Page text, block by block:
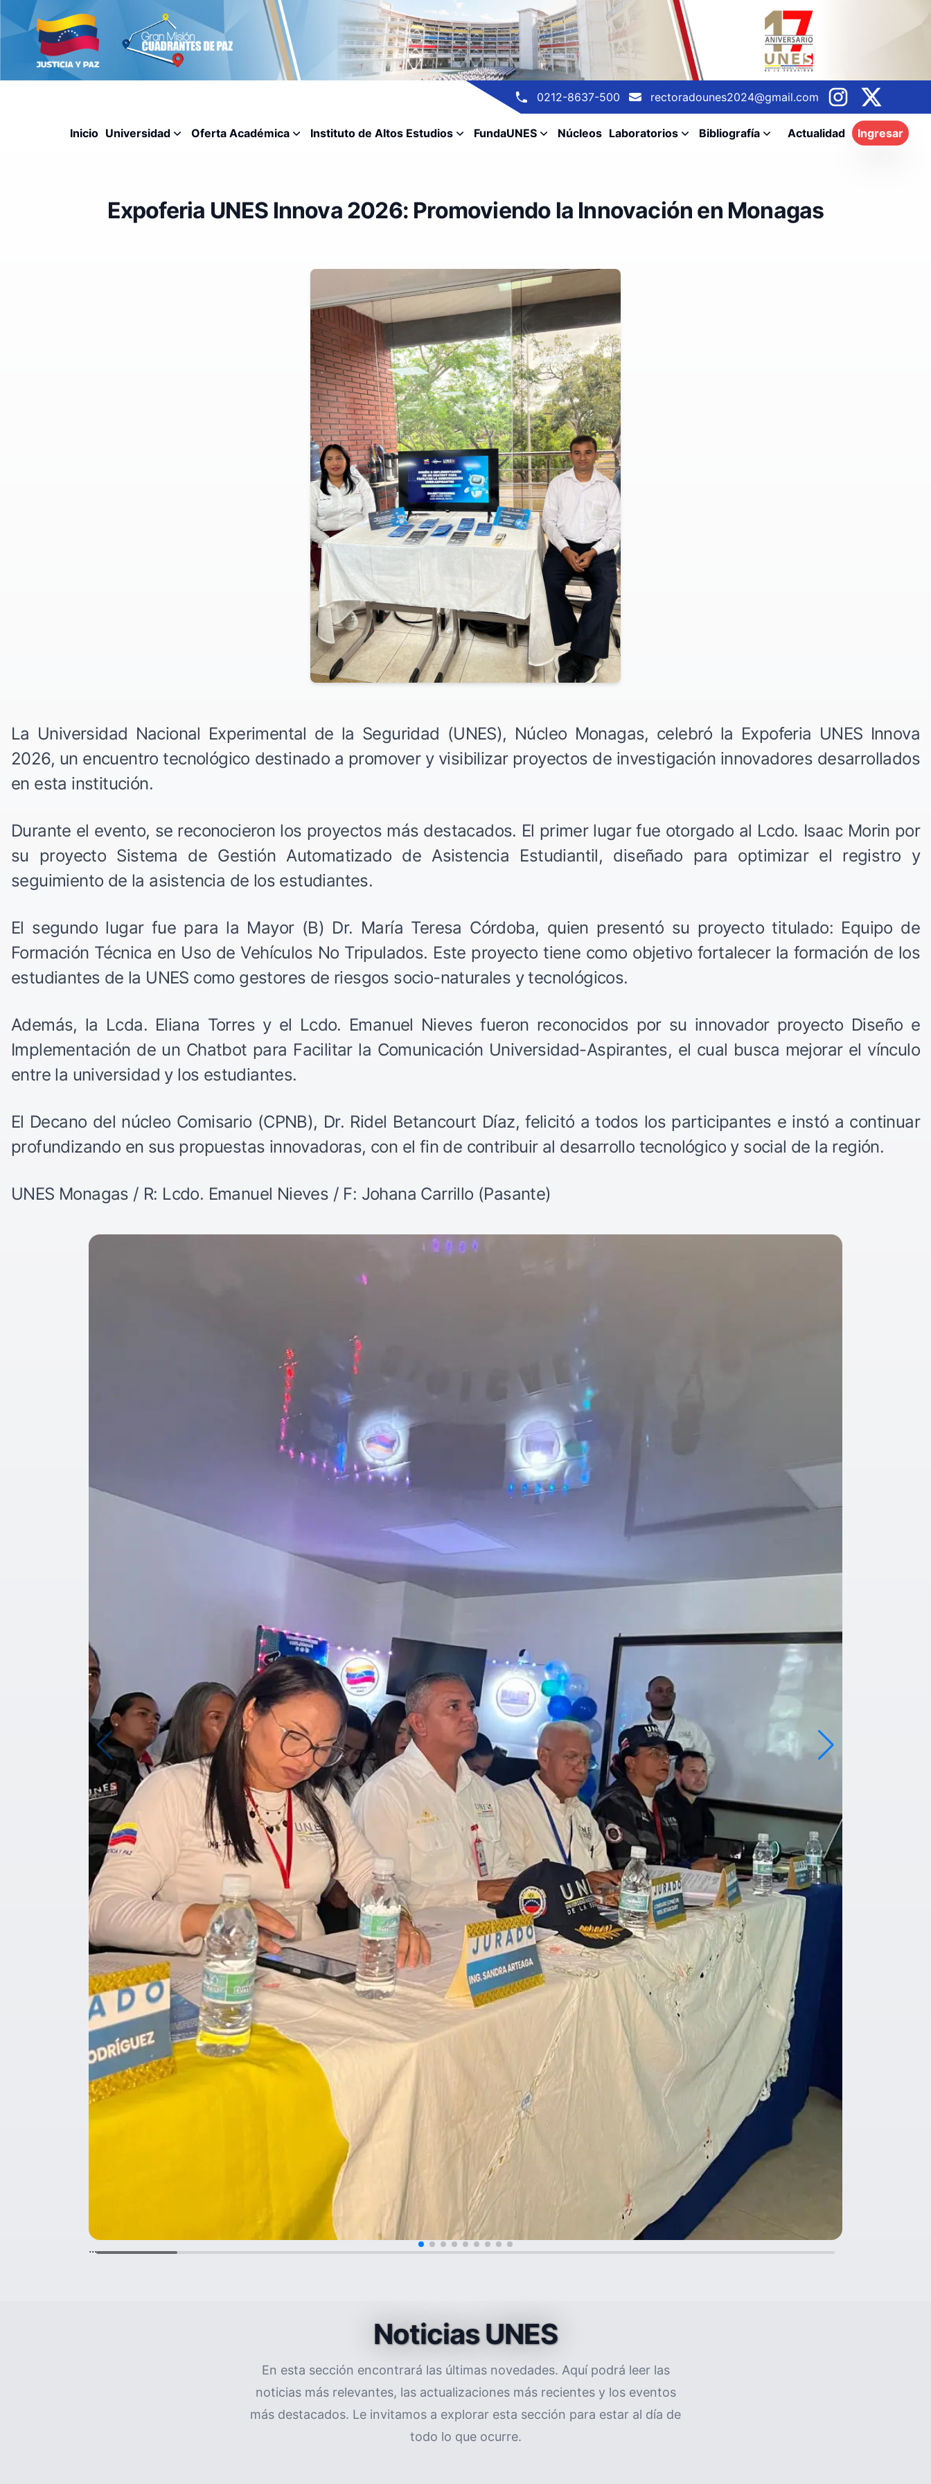
0212-8637-500 rectoradounes2024@gmail.com
Inicio Universidad Oferta Académica Instituto de Altos Estudios FundaUNES Núcleos Laboratorios Bibliografía Actualidad Ingresar
Expoferia UNES Innova 2026: Promoviendo la Innovación en Monagas
La Universidad Nacional Experimental de la Seguridad (UNES), Núcleo Monagas, celebró la Expoferia UNES Innova
2026, un encuentro tecnológico destinado a promover y visibilizar proyectos de investigación innovadores desarrollados
en esta institución.
Durante el evento, se reconocieron los proyectos más destacados. El primer lugar fue otorgado al Lcdo. Isaac Morin por
su proyecto Sistema de Gestión Automatizado de Asistencia Estudiantil, diseñado para optimizar el registro y
seguimiento de la asistencia de los estudiantes.
El segundo lugar fue para la Mayor (B) Dr. María Teresa Córdoba, quien presentó su proyecto titulado: Equipo de
Formación Técnica en Uso de Vehículos No Tripulados. Este proyecto tiene como objetivo fortalecer la formación de los
estudiantes de la UNES como gestores de riesgos socio-naturales y tecnológicos.
Además, la Lcda. Eliana Torres y el Lcdo. Emanuel Nieves fueron reconocidos por su innovador proyecto Diseño e
Implementación de un Chatbot para Facilitar la Comunicación Universidad-Aspirantes, el cual busca mejorar el vínculo
entre la universidad y los estudiantes.
El Decano del núcleo Comisario (CPNB), Dr. Ridel Betancourt Díaz, felicitó a todos los participantes e instó a continuar
profundizando en sus propuestas innovadoras, con el fin de contribuir al desarrollo tecnológico y social de la región.
UNES Monagas / R: Lcdo. Emanuel Nieves / F: Johana Carrillo (Pasante)
...
Noticias UNES
En esta sección encontrará las últimas novedades. Aquí podrá leer las
noticias más relevantes, las actualizaciones más recientes y los eventos
más destacados. Le invitamos a explorar esta sección para estar al día de
todo lo que ocurre.